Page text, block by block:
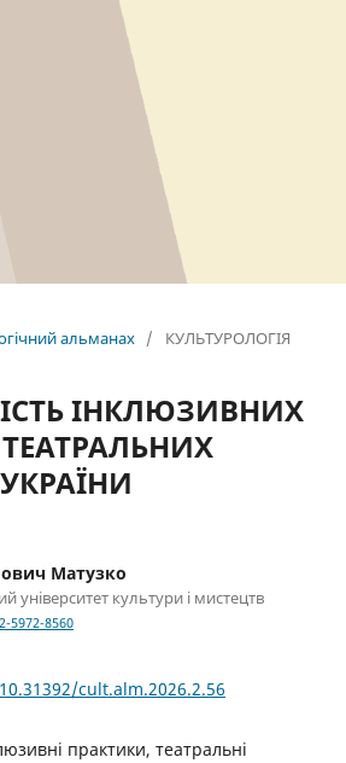
альманах / КУЛЬТУРОЛОГІЯ
ІНКЛЮЗИВНИХ
Матузко
університет культури і мистецтв
5972-8560
cult.alm.2026.2.56
практики, театральні